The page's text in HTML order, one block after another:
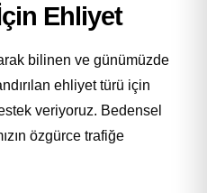
Ehliyet
bilinen ve günümüzde
ehliyet türü için
veriyoruz. Bedensel
özgürce trafiğe